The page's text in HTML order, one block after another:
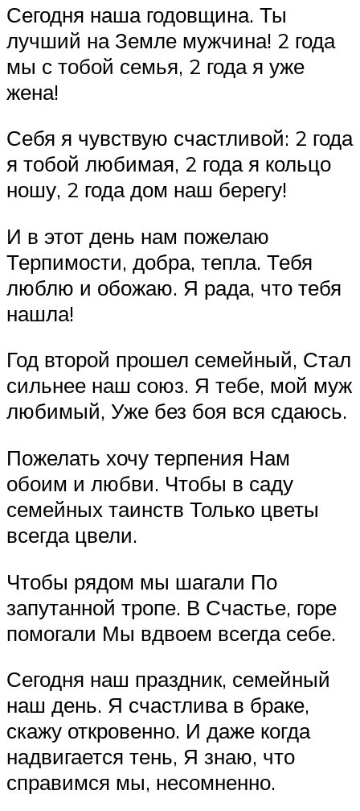
Сегодня наша годовщина. Ты
лучший на Земле мужчина! 2 года
мы с тобой семья, 2 года я уже
жена!
Себя я чувствую счастливой: 2 года
я тобой любимая, 2 года я кольцо
ношу, 2 года дом наш берегу!
И в этот день нам пожелаю
Терпимости, добра, тепла. Тебя
люблю и обожаю. Я рада, что тебя
нашла!
Год второй прошел семейный, Стал
сильнее наш союз. Я тебе, мой муж
любимый, Уже без боя вся сдаюсь.
Пожелать хочу терпения Нам
обоим и любви. Чтобы в саду
семейных таинств Только цветы
всегда цвели.
Чтобы рядом мы шагали По
запутанной тропе. В Счастье, горе
помогали Мы вдвоем всегда себе.
Сегодня наш праздник, семейный
наш день. Я счастлива в браке,
скажу откровенно. И даже когда
надвигается тень, Я знаю, что
справимся мы, несомненно.